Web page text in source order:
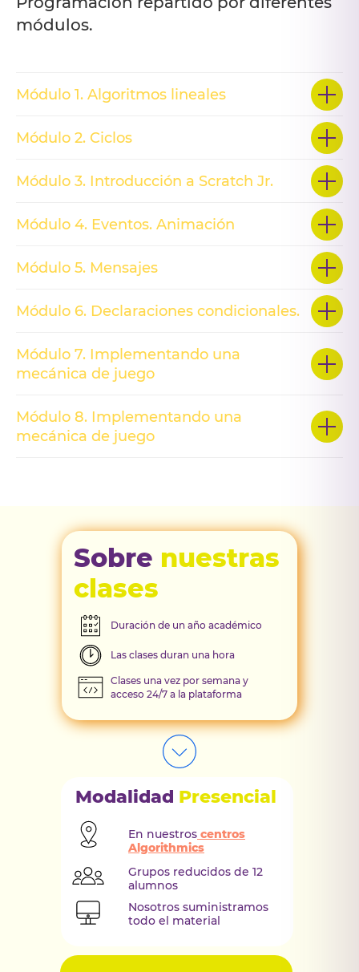
módulos.
Módulo 1. Algoritmos lineales
Módulo 2. Ciclos
Módulo 3. Introducción a Scratch Jr.
Módulo 4. Eventos. Animación
Módulo 5. Mensajes
Módulo 6. Declaraciones condicionales.
Módulo 7. Implementando una
mecánica de juego
Módulo 8. Implementando una
mecánica de juego
Sobre nuestras
clases
Duración de un año académico
Las clases duran una hora
Clases una vez por semana y
acceso 24/7 a la plataforma
En nuestros centros
Algorithmics
Grupos reducidos de 12
alumnos
Nosotros suministramos
todo el material
Modalidad Presencial